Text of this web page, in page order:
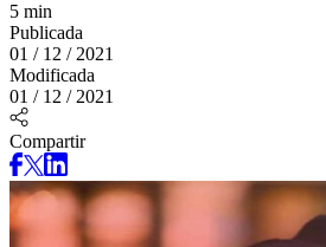
5 min
Publicada
01 / 12 / 2021
Modificada
01 / 12 / 2021
Compartir